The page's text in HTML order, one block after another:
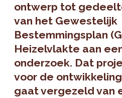
ontwerp tot
van het Gewestelijk
Bestemmingsplan
Heizelvlakte aan
onderzoek. Dat
voor de
gaat vergezeld van